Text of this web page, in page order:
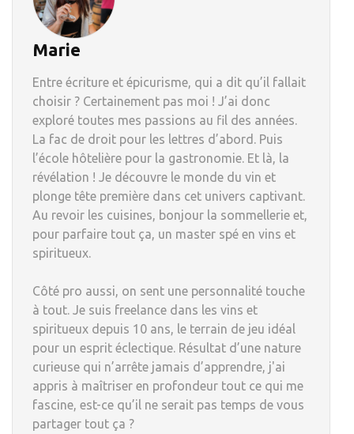
Marie
Entre écriture et épicurisme, qui a dit qu’il fallait
choisir ? Certainement pas moi ! J’ai donc
exploré toutes mes passions au fil des années.
La fac de droit pour les lettres d’abord. Puis
l’école hôtelière pour la gastronomie. Et là, la
révélation ! Je découvre le monde du vin et
plonge tête première dans cet univers captivant.
Au revoir les cuisines, bonjour la sommellerie et,
pour parfaire tout ça, un master spé en vins et
spiritueux.
Côté pro aussi, on sent une personnalité touche
à tout. Je suis freelance dans les vins et
spiritueux depuis 10 ans, le terrain de jeu idéal
pour un esprit éclectique. Résultat d’une nature
curieuse qui n’arrête jamais d’apprendre, j'ai
appris à maîtriser en profondeur tout ce qui me
fascine, est-ce qu’il ne serait pas temps de vous
partager tout ça ?